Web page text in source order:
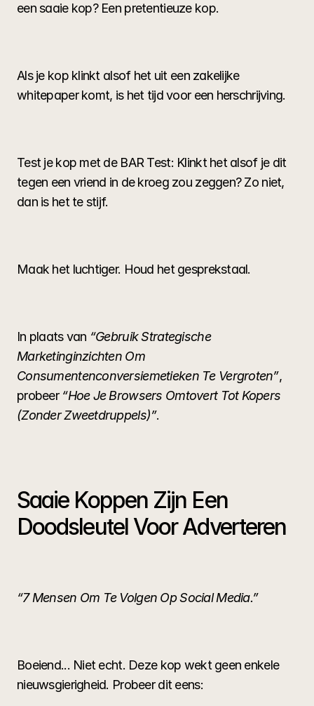
een saaie kop? Een pretentieuze kop.
Als je kop klinkt alsof het uit een zakelijke
whitepaper komt, is het tijd voor een herschrijving.
Test je kop met de BAR Test: Klinkt het alsof je dit
tegen een vriend in de kroeg zou zeggen? Zo niet,
dan is het te stijf.
Maak het luchtiger. Houd het gesprekstaal.
In plaats van “Gebruik Strategische
Marketinginzichten Om
Consumentenconversiemetieken Te Vergroten”,
probeer “Hoe Je Browsers Omtovert Tot Kopers
(Zonder Zweetdruppels)”.
Saaie Koppen Zijn Een
Doodsleutel Voor Adverteren
“7 Mensen Om Te Volgen Op Social Media.”
Boeiend... Niet echt. Deze kop wekt geen enkele
nieuwsgierigheid. Probeer dit eens: